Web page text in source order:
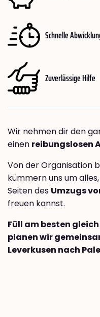
Schnelle
Zuverlässige Hilfe
Wir nehmen dir den
einen reibungslosen
Von der Organisation
kümmern uns um
Seiten des Umzugs
freuen kannst.
Füll am besten gleich
planen wir
Leverkusen nach